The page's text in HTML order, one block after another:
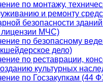
по монтажу,
и ремонту
безопасности
лицензии МЧС)
по безопасному
дело)
по реставрации,
культурных
по Госзакупкам (44